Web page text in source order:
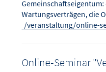
Wartungsverträgen, die
/veranstaltung/online-
Online-Seminar